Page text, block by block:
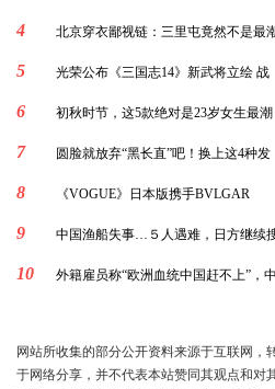
4 北京穿衣鄙视链：三里屯竟然不是最
5 光荣公布《三国志14》新武将立绘 战
6 初秋时节，这5款绝对是23岁女生最潮
7 圆脸就放弃“黑长直”吧！换上这4种发
8 《VOGUE》日本版携手BVLGAR
9 中国渔船失事…５人遇难，日方继续
10 外籍雇员称“欧洲血统中国赶不上”，中
网站所收集的部分公开资料来源于互联网，
于网络分享，并不代表本站赞同其观点和对